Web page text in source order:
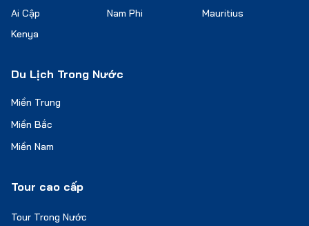
Ai Cập
Nam Phi
Mauritius
Kenya
Du Lịch Trong Nước
Miền Trung
Miền Bắc
Miền Nam
Tour cao cấp
Tour Trong Nước